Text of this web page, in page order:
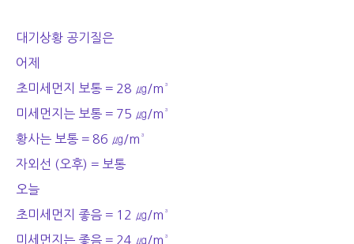
대기상황 공기질은
어제
초미세먼지 보통 = 28 ㎍/m³
미세먼지는 보통 = 75 ㎍/m³
황사는 보통 = 86 ㎍/m³
자외선 (오후) = 보통
오늘
초미세먼지 좋음 = 12 ㎍/m³
미세먼지는 좋음 = 24 ㎍/m³